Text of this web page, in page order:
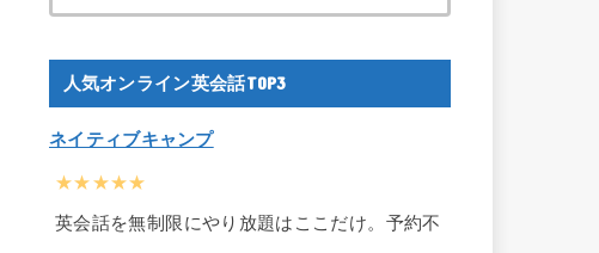
人気オンライン英会話TOP3
ネイティブキャンプ
★★★★★
英会話を無制限にやり放題はここだけ。予約不